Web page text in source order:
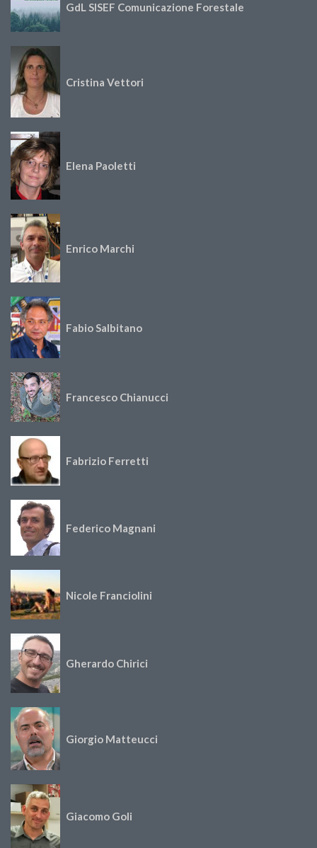
GdL SISEF Comunicazione Forestale
Cristina Vettori
Elena Paoletti
Enrico Marchi
Fabio Salbitano
Francesco Chianucci
Fabrizio Ferretti
Federico Magnani
Nicole Franciolini
Gherardo Chirici
Giorgio Matteucci
Giacomo Goli